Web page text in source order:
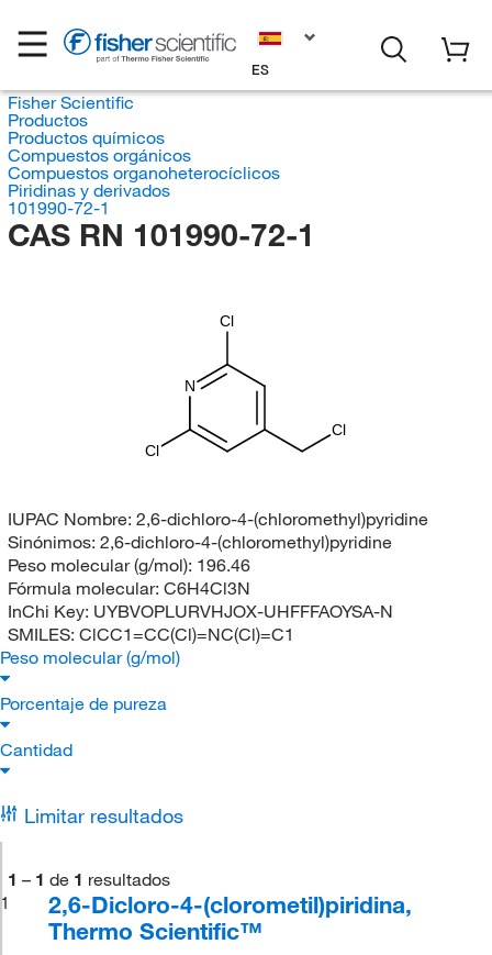
ES
Fisher Scientific
Productos
Productos químicos
Compuestos orgánicos
Compuestos organoheterocíclicos
Piridinas y derivados
101990-72-1
CAS RN 101990-72-1
N
Cl
Cl
Cl
IUPAC Nombre: 2,6-dichloro-4-(chloromethyl)pyridine
Sinónimos: 2,6-dichloro-4-(chloromethyl)pyridine
Peso molecular (g/mol): 196.46
Fórmula molecular: C6H4Cl3N
InChi Key: UYBVOPLURVHJOX-UHFFFAOYSA-N
SMILES: ClCC1=CC(Cl)=NC(Cl)=C1
Peso molecular (g/mol)
Porcentaje de pureza
Cantidad
Limitar resultados
1 – 1 de 1 resultados
1
2,6-Dicloro-4-(clorometil)piridina,
Thermo Scientific™